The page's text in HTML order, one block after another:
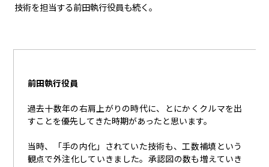
技術を担当する前田執行役員も続く。
前田執行役員
過去十数年の右肩上がりの時代に、とにかくクルマを出
すことを優先してきた時期があったと思います。
当時、「手の内化」されていた技術も、工数補填という
観点で外注化していきました。承認図の数も増えていき